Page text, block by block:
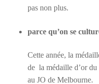
pas non plus.
parce qu’on se
Cette année, la
de la médaille d’or
au JO de Melbourne.